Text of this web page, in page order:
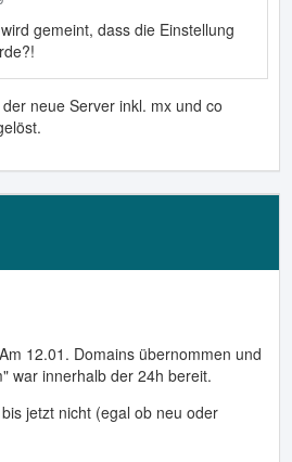
gemeint, dass die Einstellung
neue Server inkl. mx und co
12.01. Domains übernommen und
war innerhalb der 24h bereit.
jetzt nicht (egal ob neu oder